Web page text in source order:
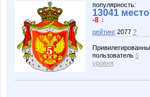
популярность:
13041 место
-8 ↓
рейтинг 2077 ?
пользователь 5
уровня